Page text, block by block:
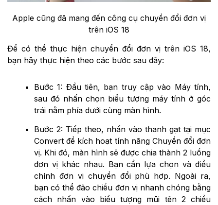
Apple cũng đã mang đến công cụ chuyển đổi đơn vị
trên iOS 18
Để có thể thực hiện chuyển đổi đơn vị trên iOS 18,
bạn hãy thực hiện theo các bước sau đây:
Bước 1: Đầu tiên, bạn truy cập vào Máy tính,
sau đó nhấn chọn biểu tượng máy tính ở góc
trái nằm phía dưới cùng màn hình.
Bước 2: Tiếp theo, nhấn vào thanh gạt tại mục
Convert để kích hoạt tính năng Chuyển đổi đơn
vị. Khi đó, màn hình sẽ được chia thành 2 luồng
đơn vị khác nhau. Bạn cần lựa chọn và điều
chỉnh đơn vị chuyển đổi phù hợp. Ngoài ra,
bạn có thể đảo chiều đơn vị nhanh chóng bằng
cách nhấn vào biểu tượng mũi tên 2 chiều